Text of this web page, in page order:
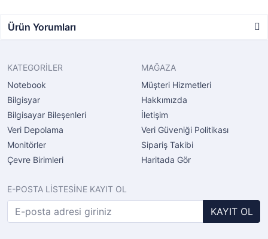
Ürün Yorumları
KATEGORİLER
Notebook
Bilgisyar
Bilgisayar Bileşenleri
Veri Depolama
Monitörler
Çevre Birimleri
MAĞAZA
Müşteri Hizmetleri
Hakkımızda
İletişim
Veri Güveniği Politikası
Sipariş Takibi
Haritada Gör
E-POSTA LİSTESİNE KAYIT OL
KAYIT OL